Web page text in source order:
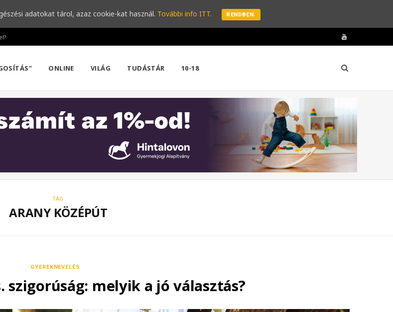
Y
u
T
b
e
ONLINE VILÁG TUDÁSTÁR 10-18
TAG
ARANY KÖZÉPÚT
GYEREKNEVELÉS
szigorúság: melyik a jó választás?
adatokat tárol, azaz cookie-kat használ. További info ITT. RENDBEN.